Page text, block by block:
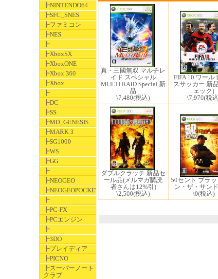
┣NINTENDO64
┣SFC_SNES
┣ファミコン
┣NES
┣
┣XboxSX
┣XboxONE
┣Xbox 360
┣Xbox
┣
┣DC
┣SS
┣MD_GENESIS
┣MARK 3
┣SG1000
┣WS
┣GG
┣
┣NEOGEO
┣NEOGEOPOCKET
┣
┣PC-FX
┣PCエンジン
┣
┣3DO
┣プレイディア
┣PICNO
┣スーパーノート
クラブ
真・三國無双 マルチレ
イド スペシャル
MULTI RAID Special 新
品
\7,480(税込)
FIFA 10 ワール
スサッカー 新
ェック)
\7,970(税
ダブルクラッチ 新品セ
ール品(メルマガ購読
者さんは12%引)
\2,500(税込)
50セント ブラ
ン・ザ・サン
\0(税込)